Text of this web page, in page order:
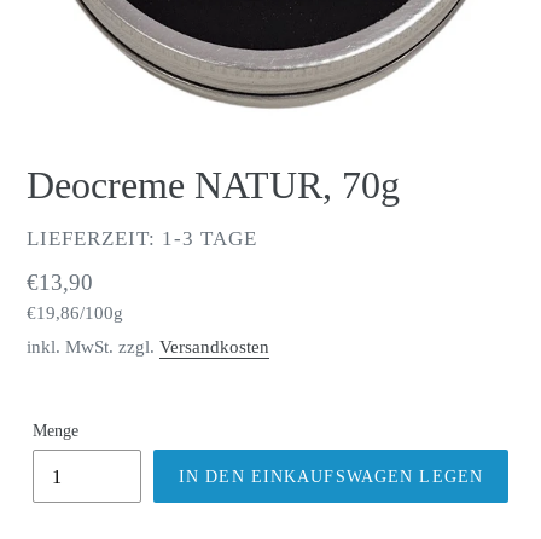
Deocreme NATUR, 70g
VERKÄUFER
LIEFERZEIT: 1-3 TAGE
Normaler
Preis
€13,90
Einzelpreis
€19,86/pro
100g
inkl. MwSt. zzgl. Versandkosten
Menge
IN DEN EINKAUFSWAGEN LEGEN